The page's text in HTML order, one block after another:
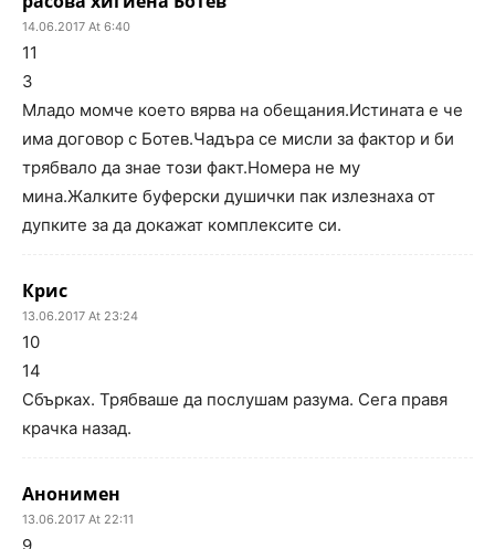
14.06.2017 At 6:40
11
3
Младо момче което вярва на обещания.Истината е че
има договор с Ботев.Чадъра се мисли за фактор и би
трябвало да знае този факт.Номера не му
мина.Жалките буферски душички пак излезнаха от
дупките за да докажат комплексите си.
Крис
13.06.2017 At 23:24
10
14
Сбърках. Трябваше да послушам разума. Сега правя
крачка назад.
Анонимен
13.06.2017 At 22:11